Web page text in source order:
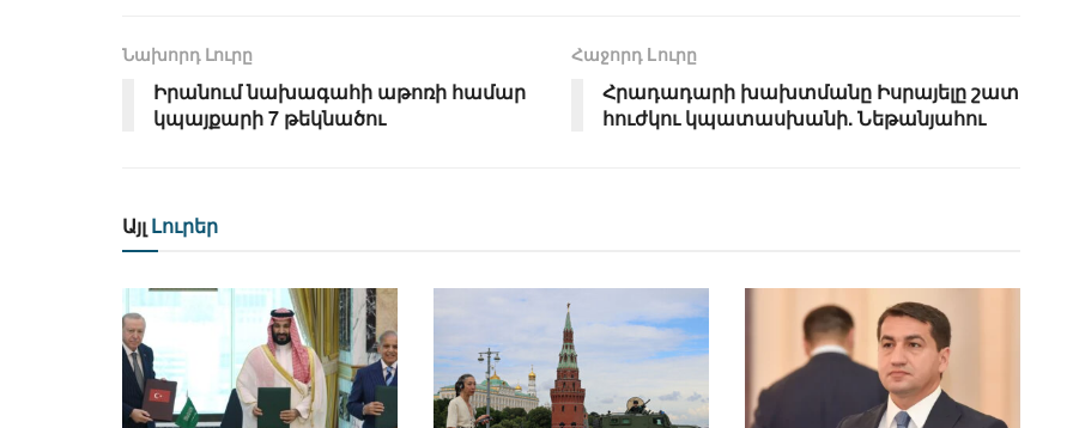
Նախորդ Լուրը
Իրանում նախագահի աթոռի համար
կպայքարի 7 թեկնածու
Հաջորդ Lուրը
Հրադադարի խախտմանը Իսրայելը շատ
հուժկու կպատասխանի. Նեթանյահու
Այլ Լուրեր